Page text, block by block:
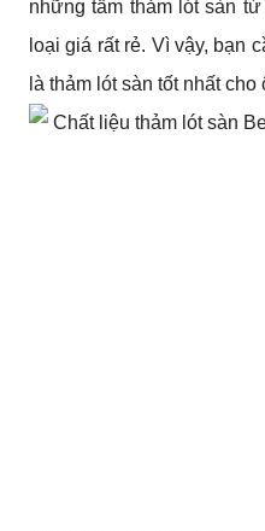
những tấm thảm lót sàn
loại giá rất rẻ. Vì vậy, bạn
là thảm lót sàn tốt nhất